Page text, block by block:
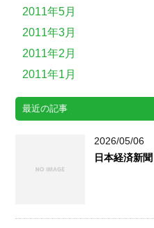
2011年5月
2011年3月
2011年2月
2011年1月
最近の記事
2026/05/06
日本経済新